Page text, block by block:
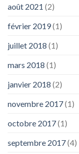
août 2021 (2)
février 2019(1)
juillet 2018 (1)
mars 2018 (1)
janvier 2018 (2)
novembre 2017(1)
octobre 2017(1)
septembre 2017(4)